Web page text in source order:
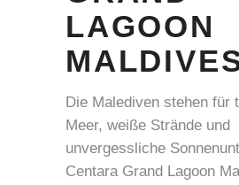
LAGOON
Die Malediven stehen für
Meer, weiße Strände und
unvergessliche
Centara Grand Lagoon